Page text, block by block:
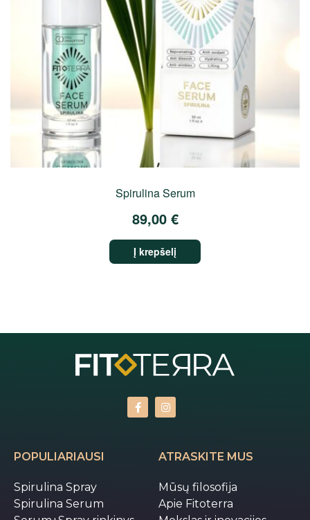
Spirulina Serum
89,00 €
Į krepšelį
POPULIARIAUSI
Spirulina Spray
Spirulina Serum
ATRASKITE MUS
Mūsų filosofija
Apie Fitoterra